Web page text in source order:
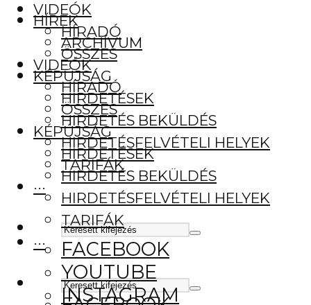
VIDEÓK
HÍRADÓ
ÖSSZES
KÉPÚJSÁG
HIRDETÉSEK
HIRDETÉS BEKÜLDÉS
HIRDETÉSFELVÉTELI HELYEK
TARIFÁK
···
FACEBOOK
YOUTUBE
INSTAGRAM
HÍREK
ARCHÍVUM
VIDEÓK
HÍRADÓ
ÖSSZES
KÉPÚJSÁG
HIRDETÉSEK
HIRDETÉS BEKÜLDÉS
HIRDETÉSFELVÉTELI HELYEK
TARIFÁK
···